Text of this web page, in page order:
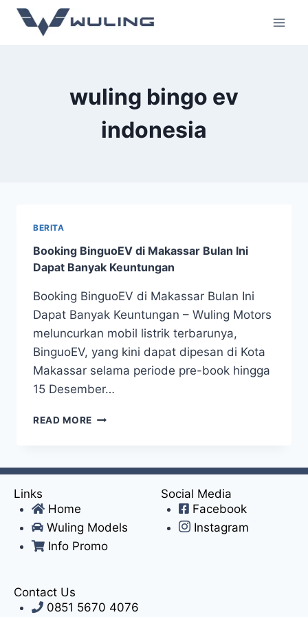
wuling bingo ev
indonesia
BERITA
Booking BinguoEV di Makassar Bulan Ini
Dapat Banyak Keuntungan
Booking BinguoEV di Makassar Bulan Ini
Dapat Banyak Keuntungan – Wuling Motors
meluncurkan mobil listrik terbarunya,
BinguoEV, yang kini dapat dipesan di Kota
Makassar selama periode pre-book hingga
15 Desember…
READ MORE
Links
Home
Wuling Models
Info Promo
Social Media
Facebook
Instagram
Contact Us
0851 5670 4076